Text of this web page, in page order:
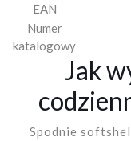
EAN
Numer
katalogowy
Jak
Spodnie